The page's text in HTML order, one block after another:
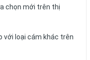
chọn mới trên thị
với loại cám khác trên